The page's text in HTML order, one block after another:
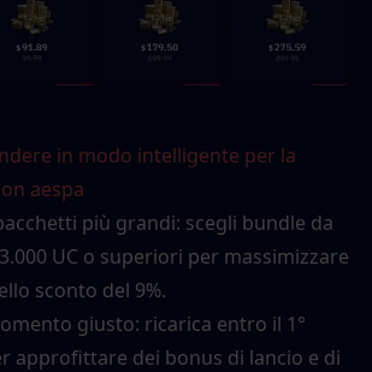
in modo intelligente per la
aespa
più grandi: scegli bundle da
3.000 UC o superiori per massimizzare
sconto del 9%.
giusto: ricarica entro il 1°
approfittare dei bonus di lancio e di